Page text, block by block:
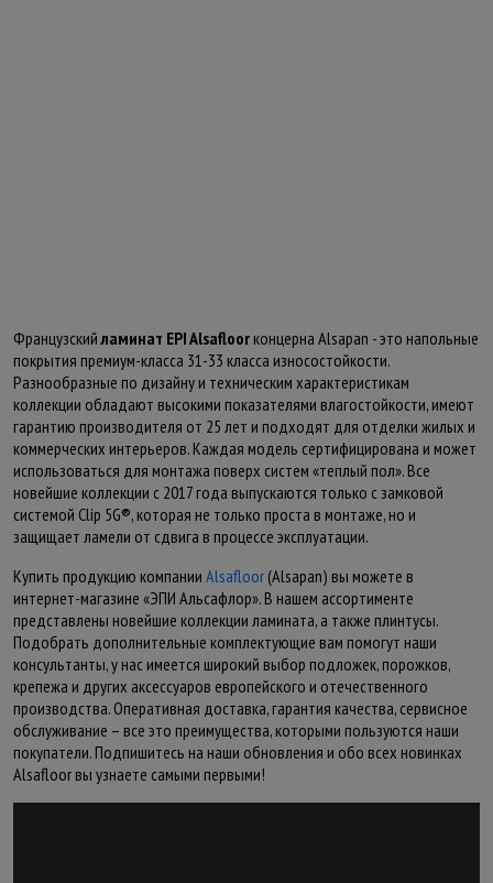
Французскийламинат EPI Alsafloorконцерна Alsapan - это напольные
покрытия премиум-класса 31-33 класса износостойкости.
Разнообразные по дизайну и техническим характеристикам
коллекции обладают высокими показателями влагостойкости, имеют
гарантию производителя от 25 лет и подходят для отделки жилых и
коммерческих интерьеров. Каждая модель сертифицирована и может
использоваться для монтажа поверх систем «теплый пол». Все
новейшие коллекции с 2017 года выпускаются только с замковой
системой Clip 5G®, которая не только проста в монтаже, но и
защищает ламели от сдвига в процессе эксплуатации.
Купить продукцию компании Alsafloor (Alsapan) вы можете в
интернет-магазине «ЭПИ Альсафлор». В нашем ассортименте
представлены новейшие коллекции ламината, а также плинтусы.
Подобрать дополнительные комплектующие вам помогут наши
консультанты, у нас имеется широкий выбор подложек, порожков,
крепежа и других аксессуаров европейского и отечественного
производства. Оперативная доставка, гарантия качества, сервисное
обслуживание – все это преимущества, которыми пользуются наши
покупатели. Подпишитесь на наши обновления и обо всех новинках
Alsafloor вы узнаете самыми первыми!